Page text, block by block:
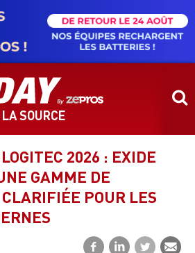
SOURCE
LOGITEC 2026 : EXIDE
GAMME DE
POUR LES